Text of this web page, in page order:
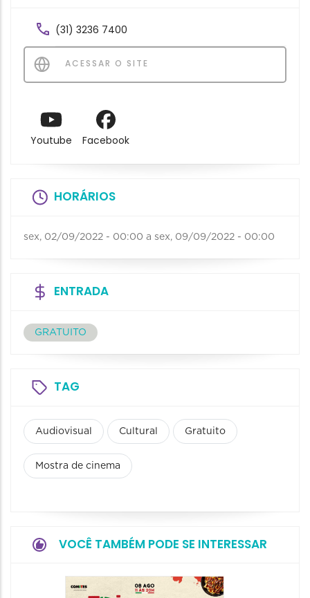
(31) 3236 7400
ACESSAR O SITE
Youtube Facebook
HORÁRIOS
sex, 02/09/2022 - 00:00 a sex, 09/09/2022 - 00:00
ENTRADA
GRATUITO
TAG
Audiovisual Cultural Gratuito
Mostra de cinema
VOCÊ TAMBÉM PODE SE INTERESSAR